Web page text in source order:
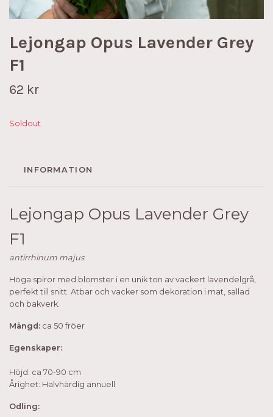
Lejongap Opus Lavender Grey
F1
62 kr
Soldout
INFORMATION
Lejongap Opus Lavender Grey
F1
antirrhinum majus
Höga spiror med blomster i en unik ton av vackert lavendelgrå,
perfekt till snitt. Ätbar och vacker som dekoration i mat, sallad
och bakverk.
Mängd: ca 50 fröer
Egenskaper:
Höjd: ca 70-90 cm
Årighet: Halvhärdig annuell
Odling: